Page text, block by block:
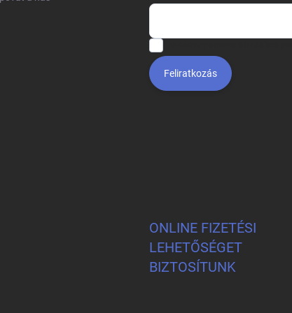
Feliratkozás
ONLINE FIZETÉSI
LEHETŐSÉGET
BIZTOSÍTUNK